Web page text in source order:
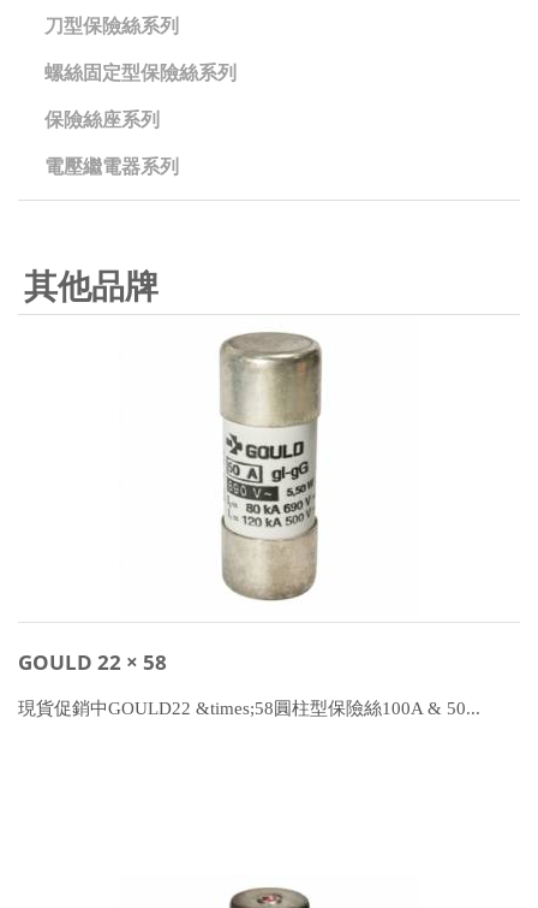
刀型保險絲系列
螺絲固定型保險絲系列
保險絲座系列
電壓繼電器系列
其他品牌
GOULD 22 × 58
現貨促銷中GOULD22 &times;58圓柱型保險絲100A & 50...